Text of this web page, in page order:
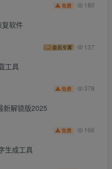
免费 180
软件
会员专属 137
工具
免费 378
新解锁版2025
免费 166
生成工具